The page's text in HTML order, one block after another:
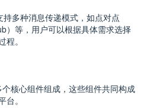
多种消息传递模式，如点对点
）等，用户可以根据具体需求选择
。
核心组件组成，这些组件共同构成
。